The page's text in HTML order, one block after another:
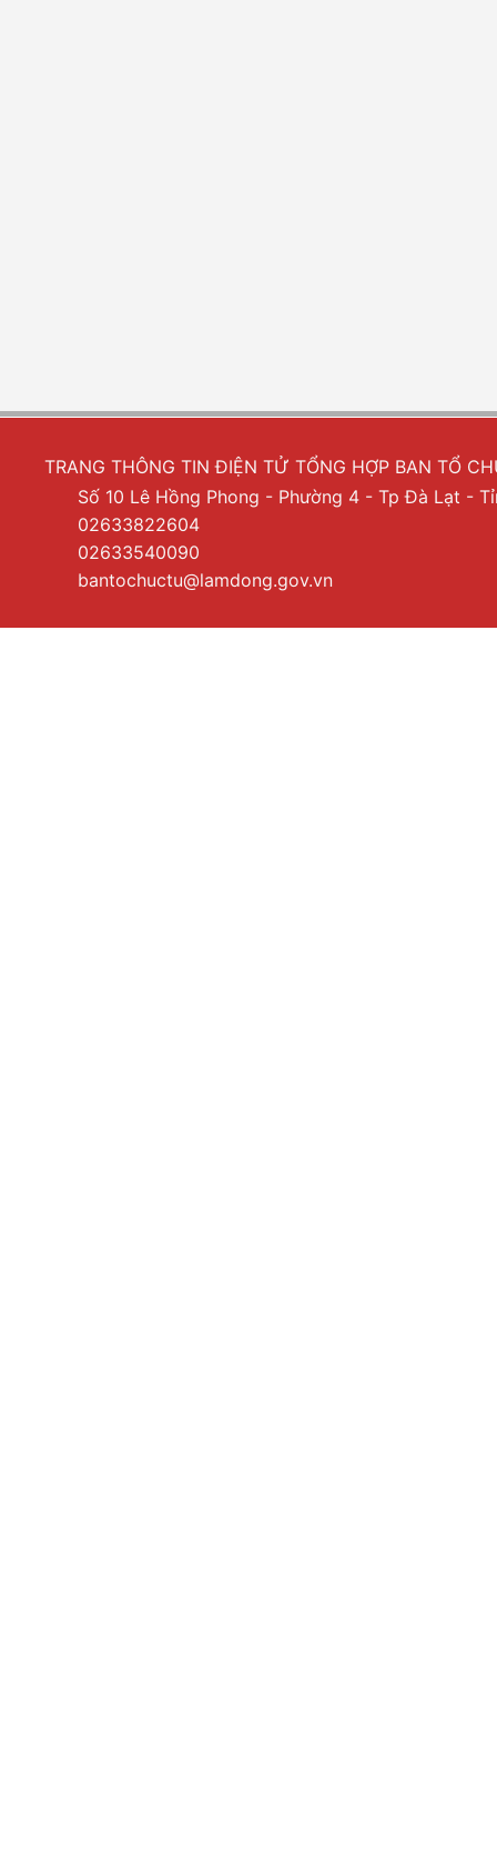
TRANG THÔNG TIN ĐIỆN TỬ TỔNG HỢP BAN TỔ
Số 10 Lê Hồng Phong - Phường 4 - Tp Đà Lạt -
02633822604
02633540090
bantochuctu@lamdong.gov.vn